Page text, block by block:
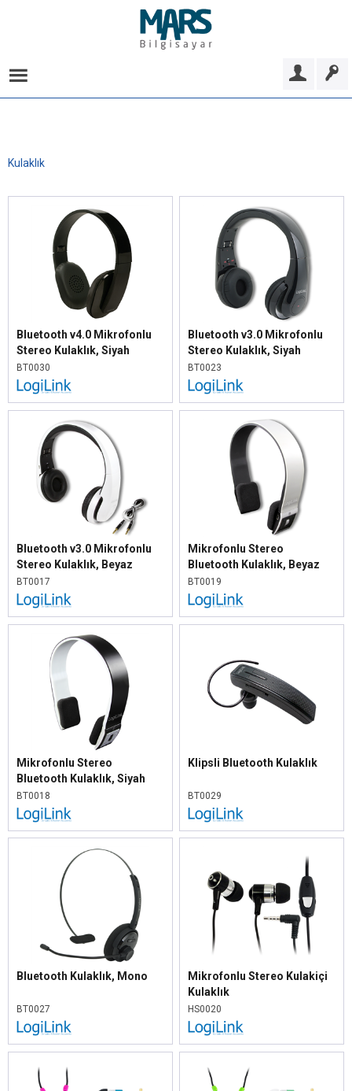
Kulaklık
Bluetooth v4.0 Mikrofonlu
Stereo Kulaklık, Siyah
BT0030
Bluetooth v3.0 Mikrofonlu
Stereo Kulaklık, Siyah
BT0023
Bluetooth v3.0 Mikrofonlu
Stereo Kulaklık, Beyaz
BT0017
Mikrofonlu Stereo
Bluetooth Kulaklık, Beyaz
BT0019
Mikrofonlu Stereo
Bluetooth Kulaklık, Siyah
BT0018
Klipsli Bluetooth Kulaklık
BT0029
Bluetooth Kulaklık, Mono
BT0027
Mikrofonlu Stereo Kulakiçi
Kulaklık
HS0020